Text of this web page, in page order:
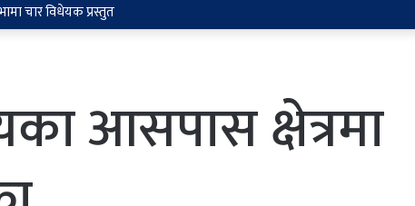
श्रीमतीसँगै सुनकोशीमा हेलिएका पराजुली दम्पतीको अवस्था अझै अज्ञात
आसपास क्षेत्रमा